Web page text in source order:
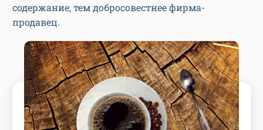
содержание, тем добросовестнее фирма-
продавец.